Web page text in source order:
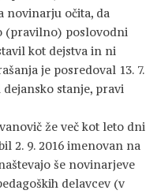
novinarju očita, da
(pravilno) poslovodni
kot dejstva in ni
je posredoval 13. 7.
dejansko stanje, pravi
že več kot leto dni
2. 9. 2016 imenovan na
še novinarjeve
delavcev (v